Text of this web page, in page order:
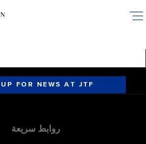
FOR NEWS AT JTF
روابط سريعة